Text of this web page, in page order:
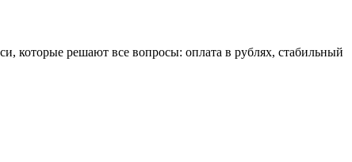
которые решают все вопросы: оплата в рублях, стабильный